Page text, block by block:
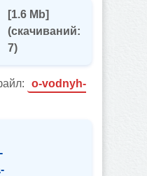
[1.6 Mb]
(cкачиваний:
7)
o-vodnyh-